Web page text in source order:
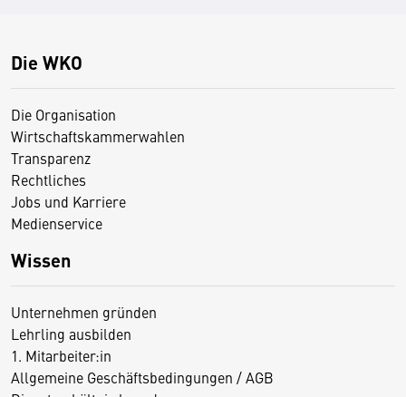
Die WKO
Die Organisation
Wirtschaftskammerwahlen
Transparenz
Rechtliches
Jobs und Karriere
Medienservice
Wissen
Unternehmen gründen
Lehrling ausbilden
1. Mitarbeiter:in
Allgemeine Geschäftsbedingungen / AGB